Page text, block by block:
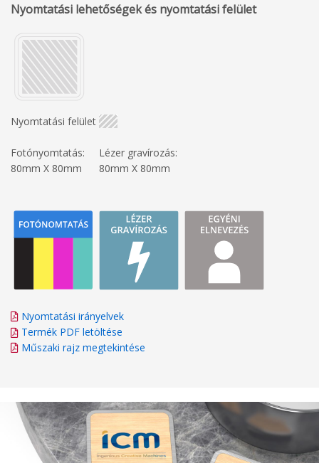
Nyomtatási lehetőségek és nyomtatási felület
Nyomtatási felület
Fotónyomtatás:
80mm X 80mm
Lézer gravírozás:
80mm X 80mm
Nyomtatási irányelvek
Termék PDF letöltése
Műszaki rajz megtekintése